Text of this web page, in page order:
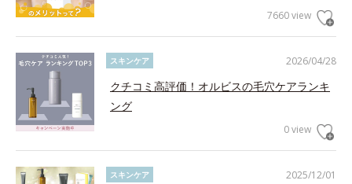
7660 view
2026/04/28
スキンケア
クチコミ高評価！オルビスの毛穴ケアランキ
ング
0 view
2025/12/01
スキンケア